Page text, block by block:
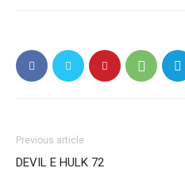
Previous article
DEVIL E HULK 72